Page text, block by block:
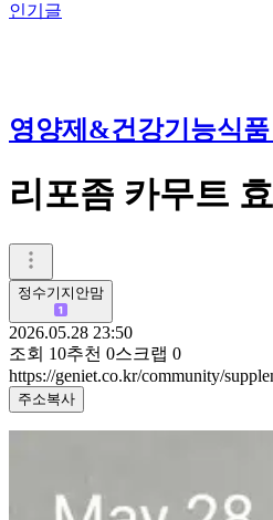
인기글
영양제&건강기능식
리포좀 카무트
정수기지안맘
2026.05.28 23:50
조회 10추천 0스크랩 0
https://geniet.co.kr/community/
주소복사